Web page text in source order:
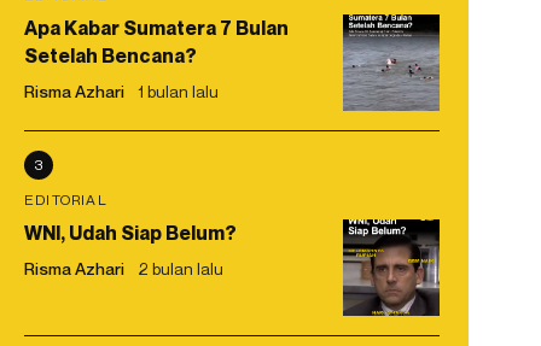
Apa Kabar Sumatera 7 Bulan
Setelah Bencana?
Risma Azhari 1 bulan lalu
3
EDITORIAL
WNI, Udah Siap Belum?
Risma Azhari 2 bulan lalu